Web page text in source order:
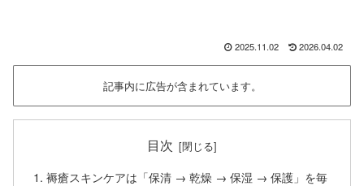
2025.11.02 2026.04.02
記事内に広告が含まれています。
目次
褥瘡スキンケアは「保清 → 乾燥 → 保湿 → 保護」を毎